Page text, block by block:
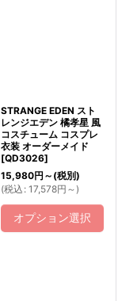
STRANGE EDEN スト
レンジエデン 橘孝星 風
コスチューム コスプレ
衣装 オーダーメイド
[QD3026]
15,980円 ～ (税別)
(税込 : 17,578円 ～)
オプション選択